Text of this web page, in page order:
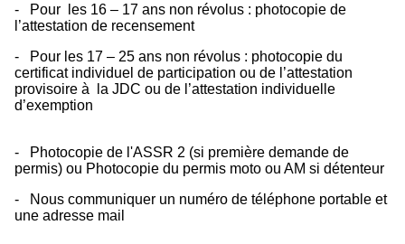
- Pour les 16 – 17 ans non révolus : photocopie de
l’attestation de recensement
- Pour les 17 – 25 ans non révolus : photocopie du
certificat individuel de participation ou de l’attestation
provisoire à la JDC ou de l’attestation individuelle
d’exemption
- Photocopie de l'ASSR 2 (si première demande de
permis) ou Photocopie du permis moto ou AM si détenteur
- Nous communiquer un numéro de téléphone portable et
une adresse mail